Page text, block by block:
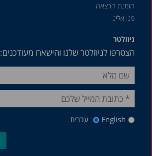
הזמנת הרצאה
פנו אלינו
ניוזלטר
הצטרפו לניוזלטר שלנו והישארו מעודכנים:
English עברית